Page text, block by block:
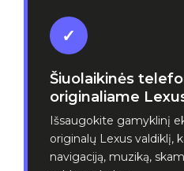
✓
Šiuolaikinės
originaliame
Išsaugokite gamyklinį
originalų Lexus valdiklį,
navigaciją, muziką,